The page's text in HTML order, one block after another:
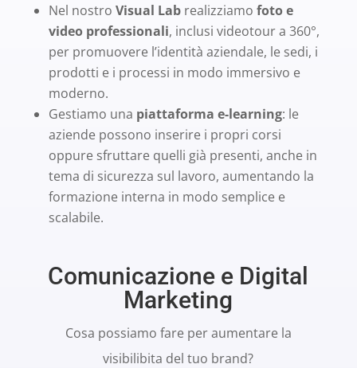
Nel nostro Visual Labrealizziamo foto e
video professionali, inclusi videotour a 360°,
per promuovere l’identità aziendale, le sedi, i
prodotti e i processi in modo immersivo e
moderno.
Gestiamo una piattaforma e-learning: le
aziende possono inserire i propri corsi
oppure sfruttare quelli già presenti, anche in
tema di sicurezza sul lavoro, aumentando la
formazione interna in modo semplice e
scalabile.
Comunicazione e Digital
Marketing
Cosa possiamo fare per aumentare la
visibilibita del tuo brand?